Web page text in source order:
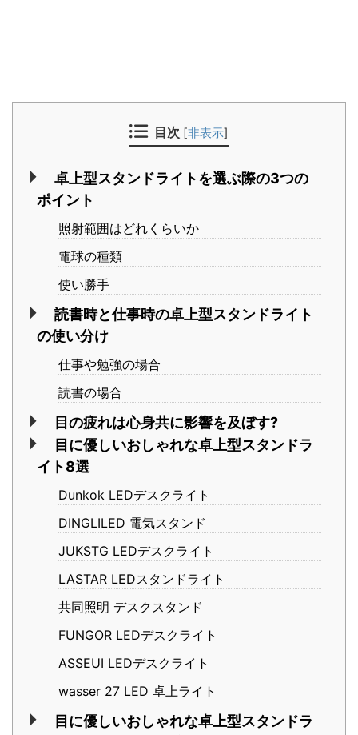
目次 [非表示]
卓上型スタンドライトを選ぶ際の3つの
ポイント
照射範囲はどれくらいか
電球の種類
使い勝手
読書時と仕事時の卓上型スタンドライト
の使い分け
仕事や勉強の場合
読書の場合
目の疲れは心身共に影響を及ぼす?
目に優しいおしゃれな卓上型スタンドラ
イト8選
Dunkok LEDデスクライト
DINGLILED 電気スタンド
JUKSTG LEDデスクライト
LASTAR LEDスタンドライト
共同照明 デスクスタンド
FUNGOR LEDデスクライト
ASSEUI LEDデスクライト
wasser 27 LED 卓上ライト
目に優しいおしゃれな卓上型スタンドラ